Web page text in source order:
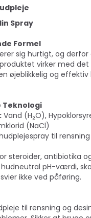
Spray
Formel
sig hurtigt, og derfor
virker med det
øjeblikkelig og
Teknologi
Vand (H₂O),
(NaCl)
til
steroider, antibiotika
pH-værdi,
ikke ved påføring.
til rensning og